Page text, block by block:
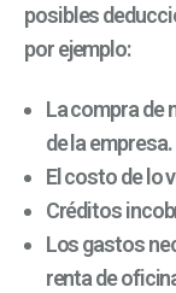
posibles
por ejemplo:
La compra de
de la empresa.
El costo de lo
Créditos
Los gastos
renta de